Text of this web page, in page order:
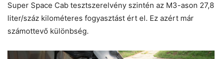
Super Space Cab tesztszerelvény szintén az M3-ason 27,8
liter/száz kilométeres fogyasztást ért el. Ez azért már
számottevő különbség.